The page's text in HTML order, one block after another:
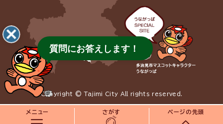
メニュー さがす ページの先頭
Copyright © Tajimi City All rights reserved.
質問にお答えします！